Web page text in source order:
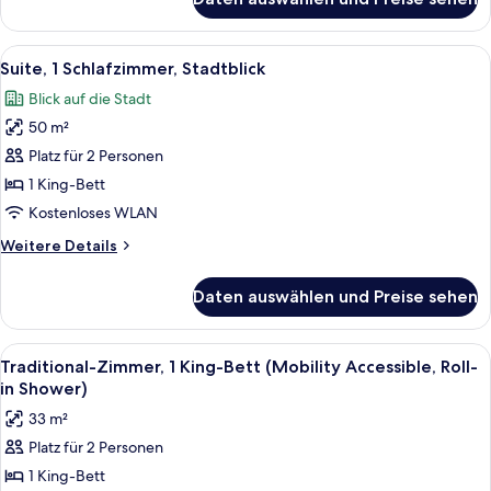
Suite,
Schlafzimmer
Alle
Fotos
für
Suite,
1
Schlafzimmer,
Stadtblick
Eine Lobby mit zwei Sesseln, einem
14
Suite, 1 Schlafzimmer, Stadtblick
Blick auf die Stadt
50 m²
Platz für 2 Personen
1 King-Bett
Kostenloses WLAN
Weitere Details
Weitere
1
Schlafzimmer,
Stadtblick
Daten auswählen und Preise sehen
Alle
Fotos
für
Traditional-
Zimmer,
1 King-
Ein Hotelzimmer mit Bett,
6
Traditional-Zimmer, 1 King-Bett (Mobility Accessible, Roll-
in Shower)
33 m²
Platz für 2 Personen
1 King-Bett